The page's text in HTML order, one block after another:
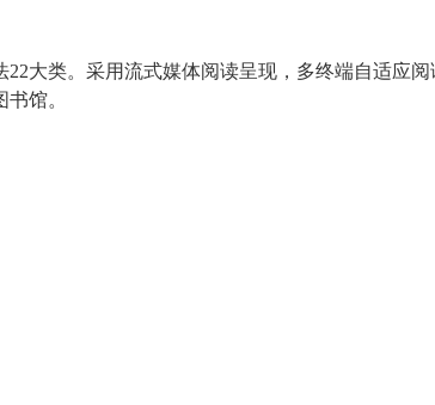
大类。采用流式媒体阅读呈现，多终端自适应
馆。